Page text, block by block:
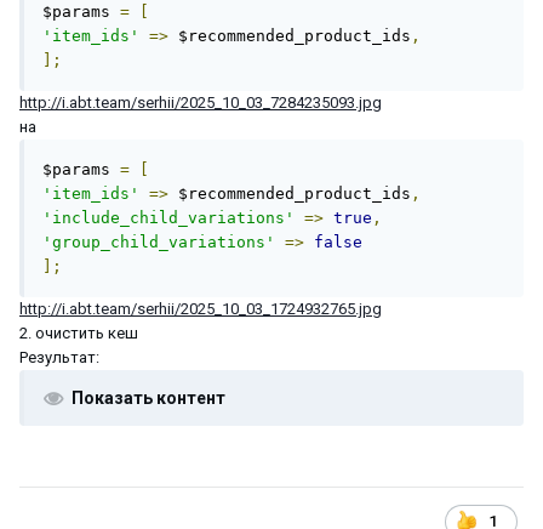
$params =
'item_ids'
=> $recommended_product_ids ,
];
http://i.abt.team/serhii/2025_10_03_7284235093.jpg
на
$params =
'item_ids'
=> $recommended_product_ids ,
'include_child_variations'
=> true ,
'group_child_variations'
=> false
];
http://i.abt.team/serhii/2025_10_03_1724932765.jpg
2. очистить кеш
Результат:
Показать контент
1